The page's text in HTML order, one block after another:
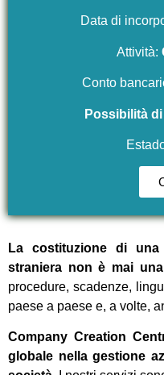
Data di
Attività:
Conto
Possibilità
La costituzione di
straniera non è mai
procedure, scadenze,
paese a paese e, a volte,
Company Creation
globale nella gestione